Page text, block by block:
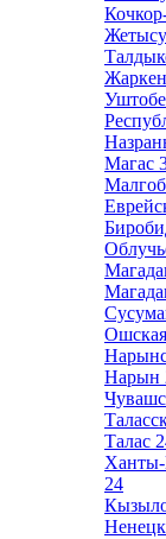
Уштобе
Магас
Нарын
Талас
24